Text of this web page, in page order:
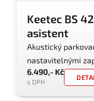
Keetec BS
asistent
Akustický
nastavitelnými
6.490,- Kč
s DPH